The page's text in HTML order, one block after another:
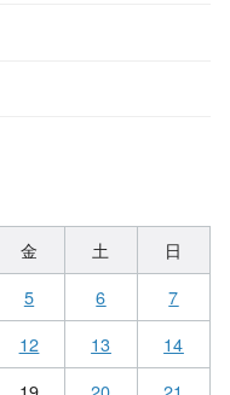
金 土
日
5 6
7
12 13
14